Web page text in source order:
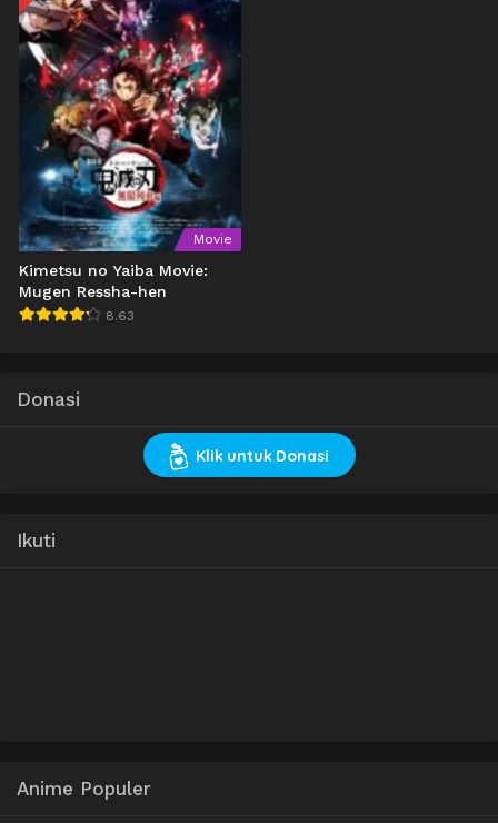
Movie
Kimetsu no Yaiba Movie:
Mugen Ressha-hen
8.63
Donasi
Klik untuk Donasi
Ikuti
Anime Populer